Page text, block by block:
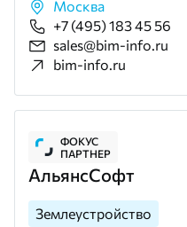
Москва
+7 (495) 183 45 56
sales@bim-info.ru
bim-info.ru
ФОКУС
ПАРТНЕР
АльянсСофт
Землеустройство